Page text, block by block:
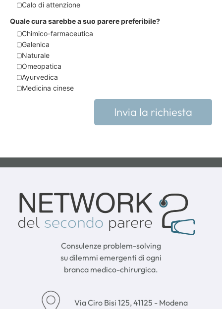
Calo di attenzione
Quale cura sarebbe a suo parere preferibile?
Chimico-farmaceutica
Galenica
Naturale
Omeopatica
Ayurvedica
Medicina cinese
Consulenze problem-solving
su dilemmi emergenti di ogni
branca medico-chirurgica.
Via Ciro Bisi 125, 41125 - Modena